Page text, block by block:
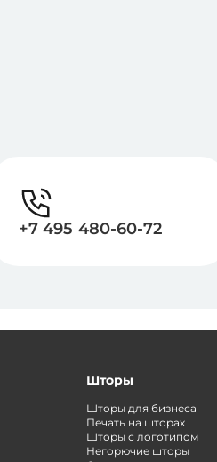
+7 495 480-60-72
Шторы
Шторы для бизнеса
Печать на шторах
Шторы с логотипом
Негорючие шторы